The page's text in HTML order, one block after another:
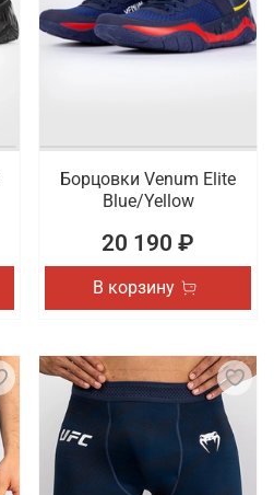
Борцовки Venum Elite
Blue/Yellow
20 190 ₽
В корзину